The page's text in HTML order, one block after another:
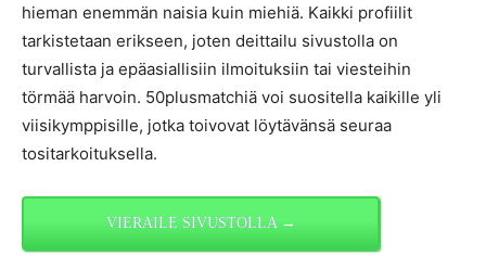
hieman enemmän naisia kuin miehiä. Kaikki profiilit
tarkistetaan erikseen, joten deittailu sivustolla on
turvallista ja epäasiallisiin ilmoituksiin tai viesteihin
törmää harvoin. 50plusmatchiä voi suositella kaikille yli
viisikymppisille, jotka toivovat löytävänsä seuraa
tositarkoituksella.
VIERAILE SIVUSTOLLA →